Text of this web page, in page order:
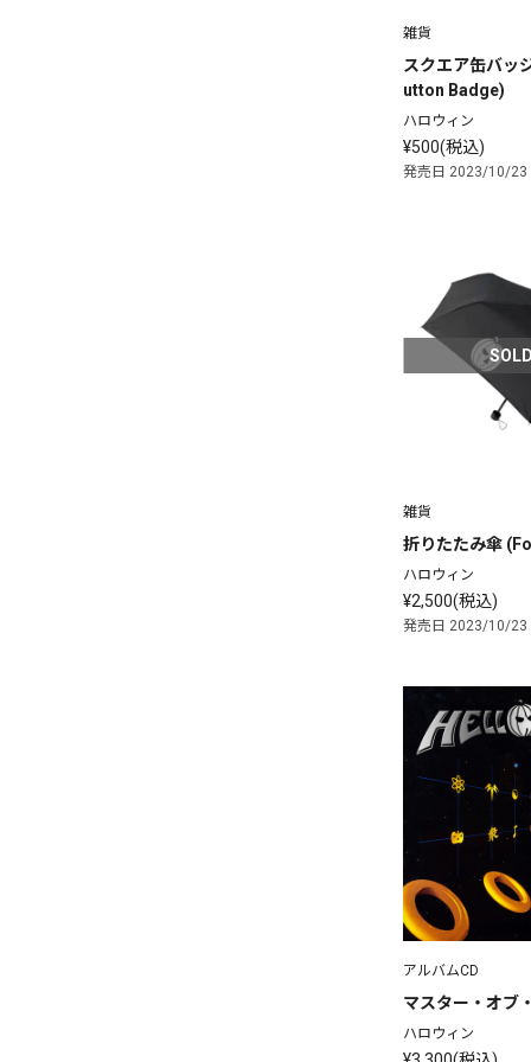
雑貨
スクエア缶バッ
utton Badge)
ハロウィン
¥500(税込)
発売日 2023/10/23
雑貨
折りたたみ傘
ハロウィン
¥2,500(税込)
発売日 2023/10/23
アルバムCD
マスター・オブ
ハロウィン